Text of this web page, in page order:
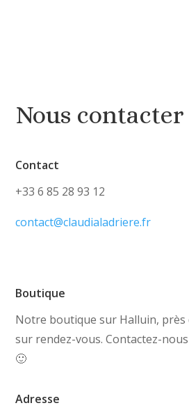
Nous contacter
Contact
+33 6 85 28 93 12
contact@claudialadriere.fr
Boutique
Notre boutique sur Halluin, près
sur rendez-vous. Contactez-
🙂
Adresse